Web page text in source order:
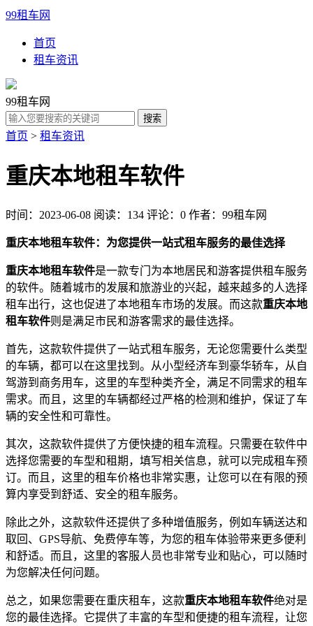
99租车网
首页
租车资讯
99租车网
首页 > 租车资讯
重庆本地租车软件
时间：2023-06-08 阅读：134 评论：0 作者：99租车网
重庆本地租车软件：为您提供一站式租车服务的最佳选择
重庆本地租车软件是一款专门为本地居民和游客提供租车服务
的软件。随着城市的发展和旅游业的兴起，越来越多的人选择
租车出行，这也促进了本地租车市场的发展。而这款重庆本地
租车软件则是满足市民和游客需求的最佳选择。
首先，这款软件提供了一站式租车服务，无论您需要什么类型
的车辆，都可以在这里找到。从小型经济车到豪华轿车，从自
驾游到商务用车，这里的车型种类齐全，满足不同需求的租车
需求。而且，这里的车辆都经过严格的检测和维护，保证了车
辆的安全性和可靠性。
其次，这款软件提供了方便快捷的租车流程。只需要在软件中
选择您需要的车型和租期，填写相关信息，就可以完成租车预
订。而且，这里的租车价格也非常实惠，让您可以在有限的预
算内享受到舒适、安全的租车服务。
除此之外，这款软件还提供了多种增值服务，例如车辆送达和
取回、GPS导航、免费停车等，为您的租车体验带来更多便利
和舒适。而且，这里的客服人员也非常专业和贴心，可以随时
为您解决任何问题。
总之，如果您需要在重庆租车，这款重庆本地租车软件绝对是
您的最佳选择。它提供了丰富的车型和便捷的租车流程，让您